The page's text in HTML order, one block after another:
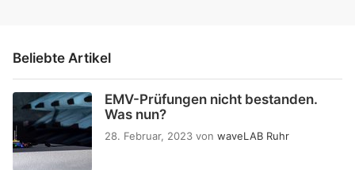
Beliebte Artikel
EMV-Prüfungen nicht bestanden.
Was nun?
28. Februar, 2023 von waveLAB Ruhr